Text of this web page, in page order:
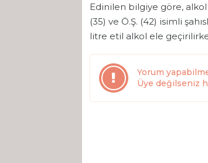
Edinilen bilgiye göre, alkol
(35) ve Ö.Ş. (42) isimli
litre etil alkol ele
Yorum
Üye değilseniz